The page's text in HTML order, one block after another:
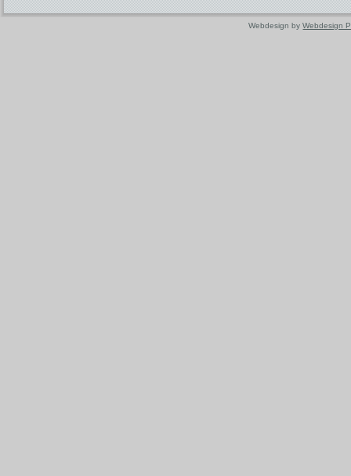
Webdesign byWebdesign